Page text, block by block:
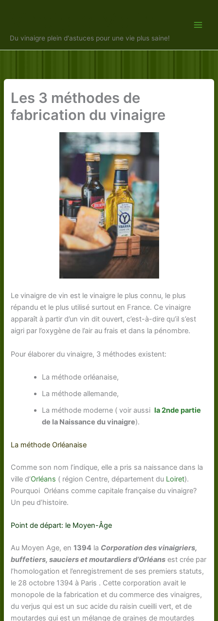
Du vinaigre plein d'astuces pour une vie plus saine!
Les 3 méthodes de
fabrication du vinaigre
Le vinaigre de vin est le vinaigre le plus connu, le plus
répandu et le plus utilisé surtout en France. Ce vinaigre
apparaît à partir d’un vin dit ouvert, c’est-à-dire qu’il s’est
aigri par l’oxygène de l’air au frais et dans la pénombre.
Pour élaborer du vinaigre, 3 méthodes existent:
La méthode orléanaise,
La méthode allemande,
La méthode moderne ( voir aussila 2nde partie
de la Naissance du vinaigre).
La méthode Orléanaise
Comme son nom l’indique, elle a pris sa naissance dans la
ville d’Orléans ( région Centre, département du Loiret).
Pourquoi Orléans comme capitale française du vinaigre?
Un peu d’histoire.
Point de départ: le Moyen-Âge
Au Moyen Age, en1394 la Corporation des vinaigriers,
buffetiers, sauciers et moutardiers d’Orléans est crée par
l’homologation et l’enregistrement de ses premiers statuts,
le 28 octobre 1394 à Paris . Cette corporation avait le
monopole de la fabrication et du commerce des vinaigres,
du verjus qui est un suc acide du raisin cueilli vert, et de
moutardes qui est un mélange de graines de moutardes